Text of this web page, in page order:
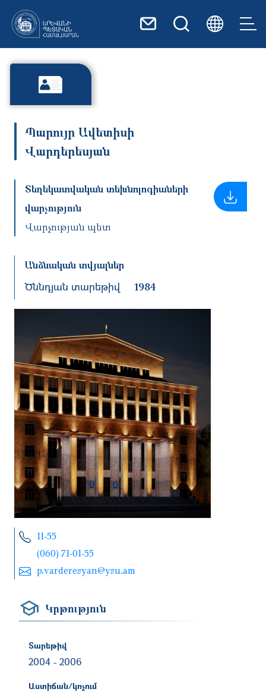
11-55
(060) 71-01-55
p.varderesyan@ysu.am
Պարույր Ավետիսի
Վարդերեսյան
Տեղեկատվական տեխնոլոգիաների
վարչություն
Վարչության պետ
Անձնական տվյալներ
Ծննդյան տարեթիվ 1984
Կրթություն
Տարեթիվ
2004 - 2006
Աստիճան/կոչում